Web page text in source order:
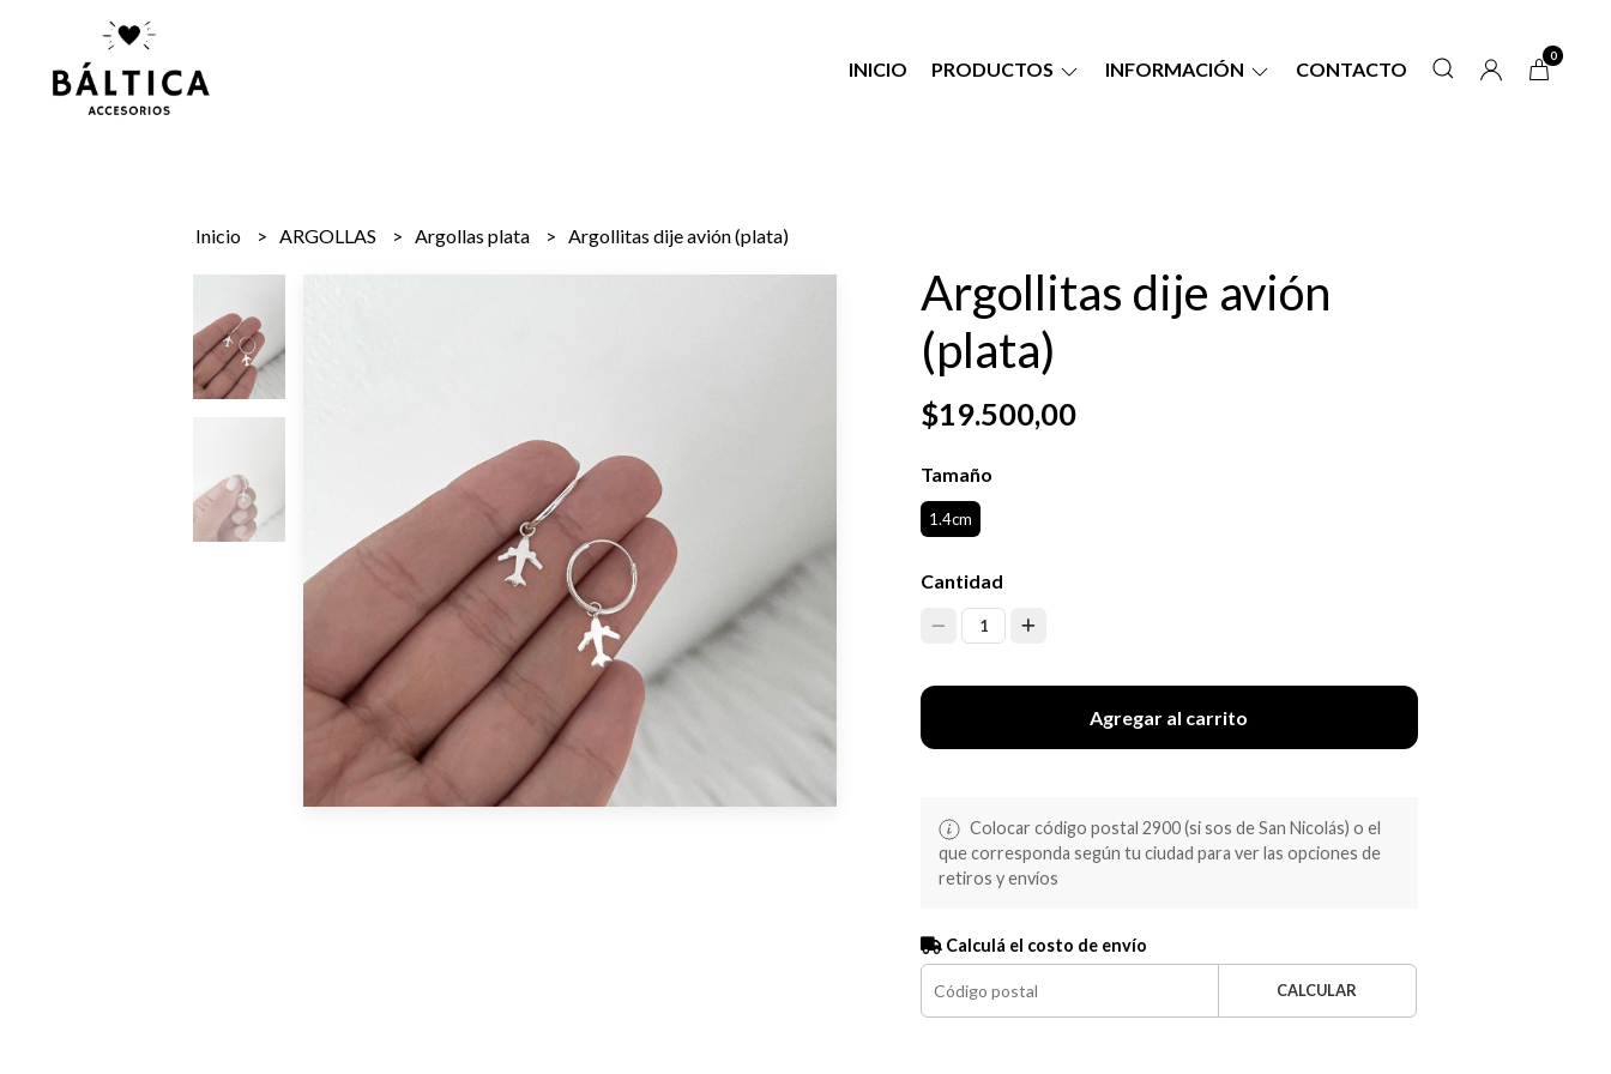
INICIO PRODUCTOS INFORMACIÓN CONTACTO
0
Inicio ARGOLLAS Argollas plata Argollitas dije avión (plata)
Argollitas dije avión
(plata)
$19.500,00
Tamaño
1.4cm
Cantidad
1
Agregar al carrito
Colocar código postal 2900 (si sos de San Nicolás) o el
que corresponda según tu ciudad para ver las opciones de
retiros y envíos
Calculá el costo de envío
CALCULAR